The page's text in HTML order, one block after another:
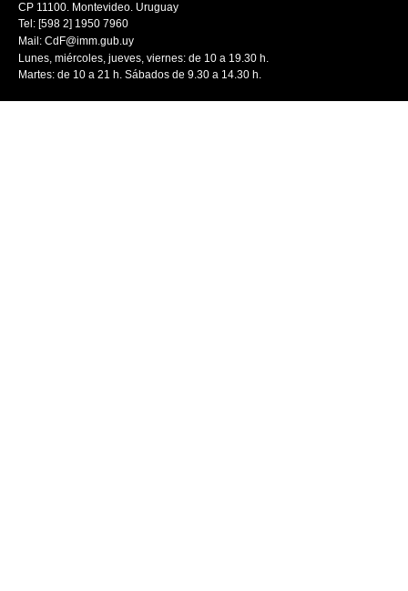
CP 11100. Montevideo. Uruguay
Tel: [598 2] 1950 7960
Mail: CdF@imm.gub.uy
Lunes, miércoles, jueves, viernes: de 10 a 19.30 h.
Martes: de 10 a 21 h. Sábados de 9.30 a 14.30 h.